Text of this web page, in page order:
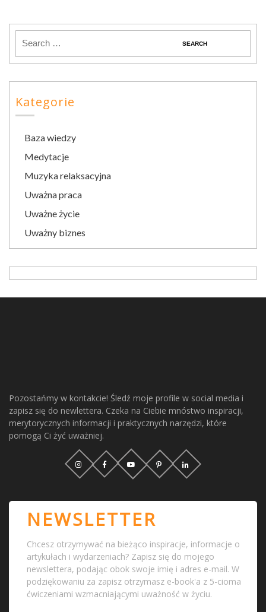
Kategorie
Baza wiedzy
Medytacje
Muzyka relaksacyjna
Uważna praca
Uważne życie
Uważny biznes
Pozostańmy w kontakcie! Śledź moje profile w social media i
zapisz się do newlettera. Czeka na Ciebie mnóstwo inspiracji,
merytorycznych informacji i praktycznych narzędzi, które
pomogą Ci żyć uważniej.
NEWSLETTER
Chcesz otrzymywać na bieżąco inspiracje, informacje o
artykułach i wydarzeniach? Zapisz się do mojego
newslettera, podając obok swoje imię i adres e-mail. W
podziękowaniu za zapisz otrzymasz e-book'a z 5-cioma
ćwiczeniami wzmacniającymi uważność w życiu.